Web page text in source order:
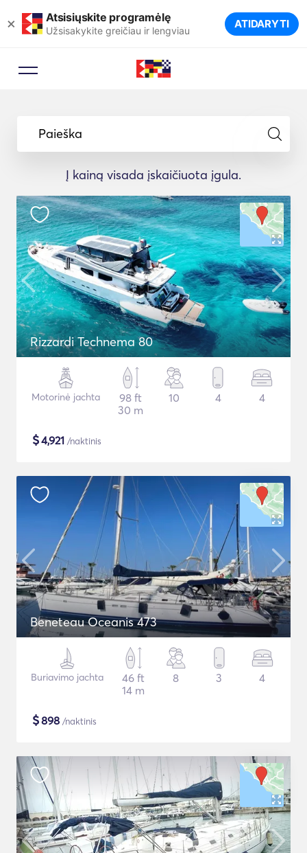
× Atsisiųskite programėlę
Užsisakykite greičiau ir lengviau ATIDARYTI
Paieška
Į kainą visada įskaičiuota įgula.
Rizzardi Technema 80
Motorinė jachta
98 ft
30 m
10 4 4
$4,921 /naktinis
Beneteau Oceanis 473
Buriavimo jachta
46 ft
14 m
8 3 4
$898 /naktinis